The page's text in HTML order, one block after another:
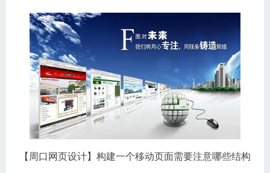
【周口网页设计】构建一个移动页面需要注意哪些结构